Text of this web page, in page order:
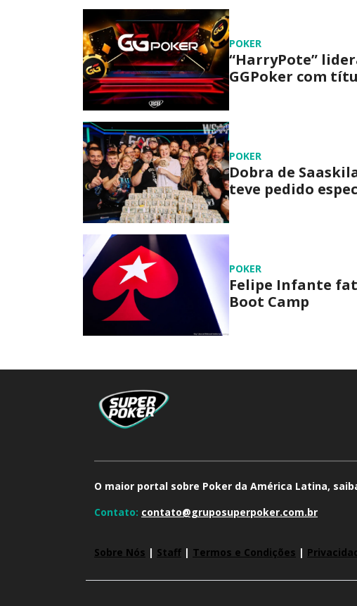
POKER
“HarryPote”
GGPoker com
POKER
Dobra de
teve pedido
POKER
Felipe Infante
Boot Camp
O maior portal sobre Poker da América Latina,
Contato: contato@gruposuperpoker.com.br
Sobre Nós | Staff | Termos e Condições |